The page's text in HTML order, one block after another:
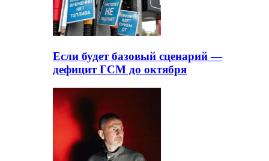
Если будет базовый сценарий —
дефицит ГСМ до октября